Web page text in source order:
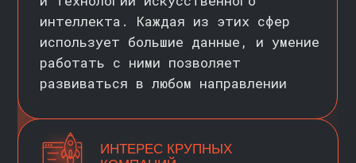
Доступ к онлайн-ресурсам
траектория обучения
Налоговый вычет